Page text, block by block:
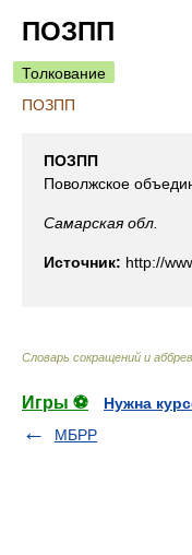
ПОЗПП
Толкование
ПОЗПП
ПОЗПП
Поволжское
Самарская обл.
Источник: http://
Словарь сокращений и
Игры ⚽
Нужна
МБРР